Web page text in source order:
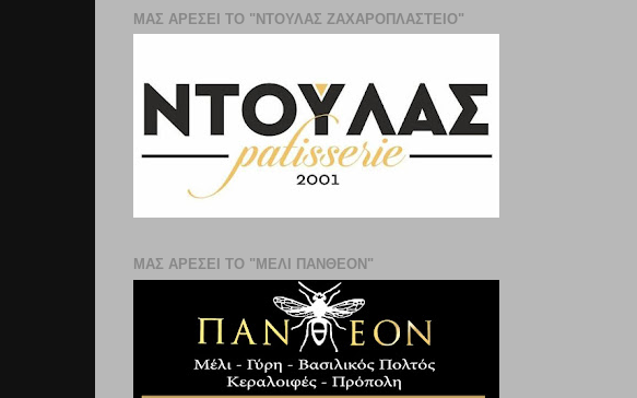
ΜΑΣ ΑΡΕΣΕΙ ΤΟ "ΝΤΟΥΛΑΣ ΖΑΧΑΡΟΠΛΑΣΤΕΊΟ"
ΜΑΣ ΑΡΕΣΕΙ ΤΟ "ΜΕΛΙ ΠΑΝΘΕΟΝ"